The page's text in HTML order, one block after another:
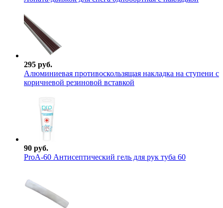
295 руб.
Алюминиевая противоскользящая накладка на ступени с
коричневой резиновой вставкой
90 руб.
ProА-60 Антисептический гель для рук туба 60